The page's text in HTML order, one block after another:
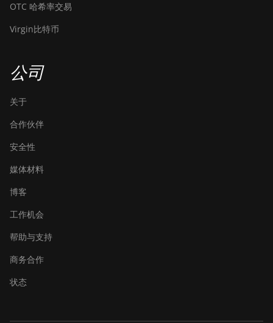
OTC 哈希率交易
Virgin比特币
公司
关于
合作伙伴
安全性
媒体材料
博客
工作机会
帮助与支持
商务合作
状态